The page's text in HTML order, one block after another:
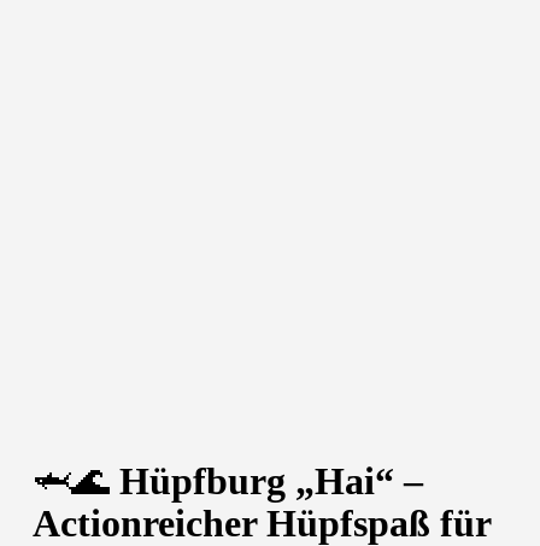
🦈🌊 Hüpfburg „Hai“ –
Actionreicher Hüpfspaß für